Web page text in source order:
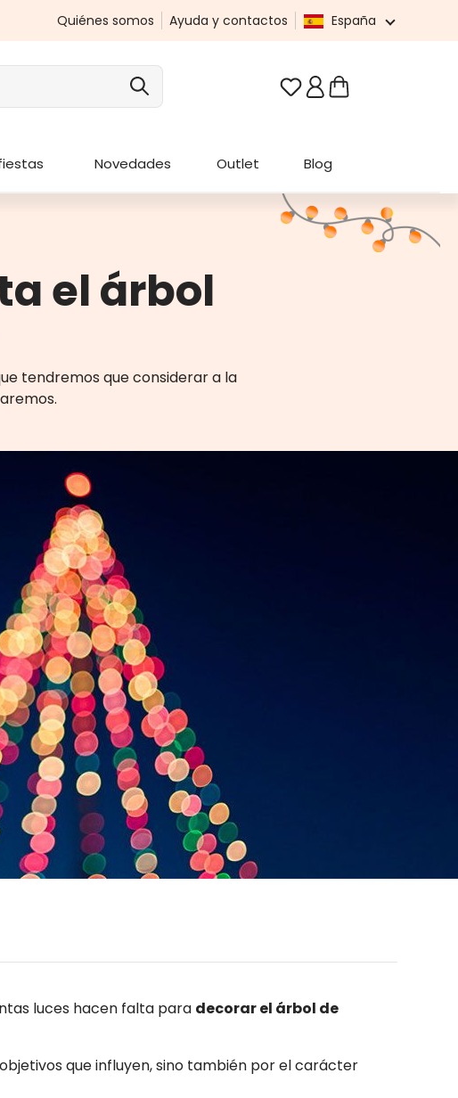
Quiénes somos Ayuda y contactos España
Tienes 0 artículos en
Novedades Outlet Blog
el árbol
tendremos que considerar a la
luces hacen falta para decorar el árbol de
que influyen, sino también por el carácter